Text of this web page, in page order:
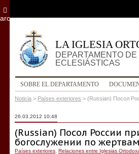
LA IGLESIA
DEPARTAMENTO
ECLESIÁSTICAS
SOBRE EL DEPARTAMENTO
Noticia > Países exteriores > (Russian) Посол
26.03.2012 10:48
(Russian) Посол России
богослужении по
Países exteriores Relaciones entre Iglesias
archivo